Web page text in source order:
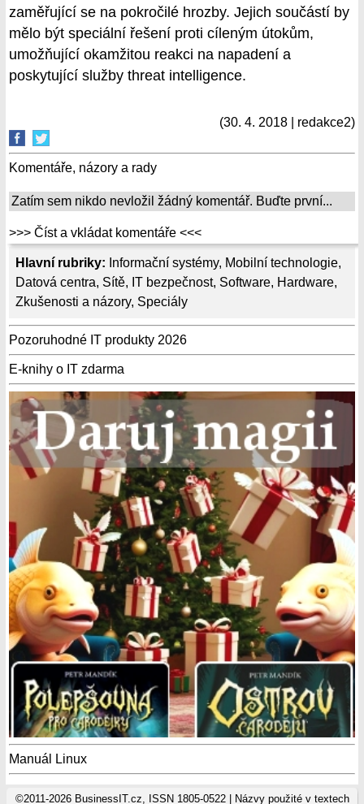
Hlavní rubriky: Informační systémy, Mobilní technologie,
Datová centra, Sítě, IT bezpečnost, Software, Hardware,
Zkušenosti a názory, Speciály
Pozoruhodné IT produkty 2026
E-knihy o IT zdarma
Manuál Linux
zaměřující se na pokročilé hrozby. Jejich součástí by
mělo být speciální řešení proti cíleným útokům,
umožňující okamžitou reakci na napadení a
poskytující služby threat intelligence.
(30. 4. 2018 | redakce2)
Komentáře, názory a rady
Zatím sem nikdo nevložil žádný komentář. Buďte první...
>>> Číst a vkládat komentáře <<<
©2011-2026 BusinessIT.cz, ISSN 1805-0522 | Názvy použité v textech